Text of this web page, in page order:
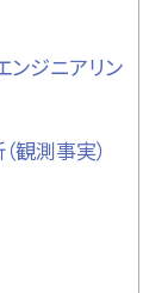
ンジニアリン
観測事実）